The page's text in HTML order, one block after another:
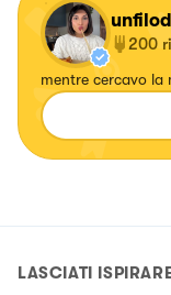
200
mentre cercavo la
LASCIATI